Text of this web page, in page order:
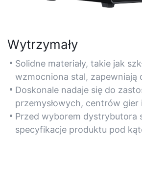
Wytrzymały
Solidne materiały, takie jak
wzmocniona stal, zapewniają
ochronę podzespołów
Doskonale nadaje się do
przemysłowych, centrów gier
korzystaniem ze sprzętu.
Przed wyborem dystrybutora
specyfikacje produktu pod